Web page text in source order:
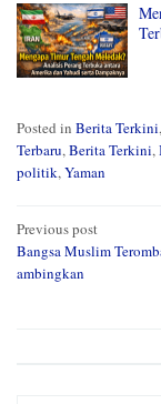
Posted in Berita Terkini,
Terbaru,Berita Terkini,
politik,Yaman
Post
navigation
Previous post
Bangsa Muslim
ambingkan